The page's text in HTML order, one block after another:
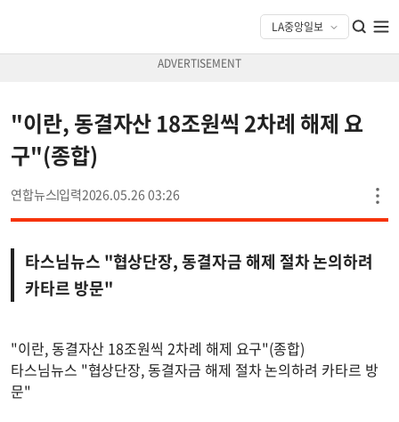
"이란, 동결자산 18조원씩 2차례 해제 요
구"(종합)
연합뉴스 2026.05.26 03:26
타스님뉴스 "협상단장, 동결자금 해제 절차 논의하려
카타르 방문"
"이란, 동결자산 18조원씩 2차례 해제 요구"(종합)
타스님뉴스 "협상단장, 동결자금 해제 절차 논의하려 카타르 방
문"